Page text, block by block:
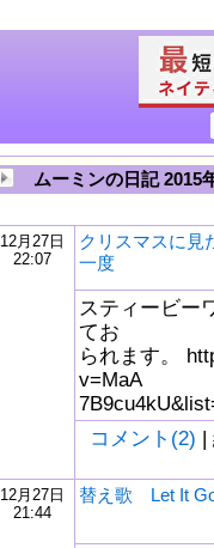
ムーミンの日記 2015
12月27日
22:07
クリスマスに見
一度
スティービー
てお
られます。
v=MaA
コメント(2) |
12月27日
21:44
替え歌 Let It